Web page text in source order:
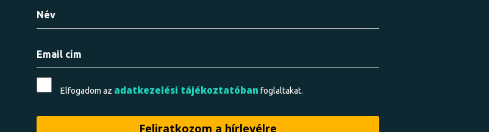
Elfogadom az adatkezelési tájékoztatóban foglaltakat.